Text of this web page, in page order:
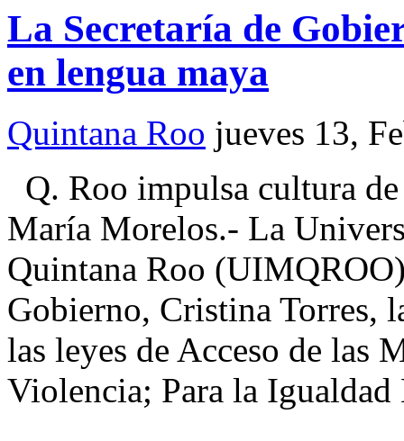
La Secretaría de
en lengua maya
Quintana Roo jueves 13,
Q. Roo impulsa cultura
María Morelos.- La
Quintana Roo
Gobierno, Cristina Torres,
las leyes de Acceso de las
Violencia; Para la